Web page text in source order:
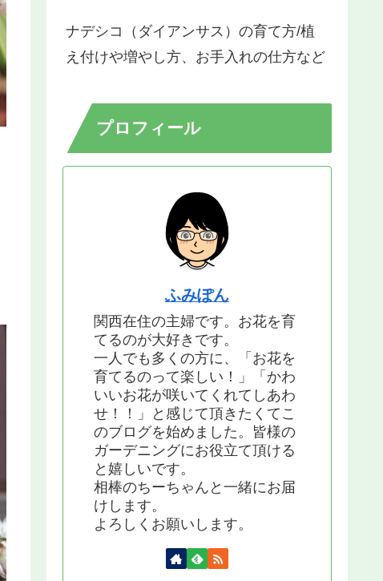
ナデシコ（ダイアンサス）の育て方/植
え付けや増やし方、お手入れの仕方など
プロフィール
ふみぽん
関西在住の主婦です。お花を育
てるのが大好きです。
一人でも多くの方に、「お花を
育てるのって楽しい！」「かわ
いいお花が咲いてくれてしあわ
せ！！」と感じて頂きたくてこ
のブログを始めました。皆様の
ガーデニングにお役立て頂ける
と嬉しいです。
相棒のちーちゃんと一緒にお届
けします。
よろしくお願いします。